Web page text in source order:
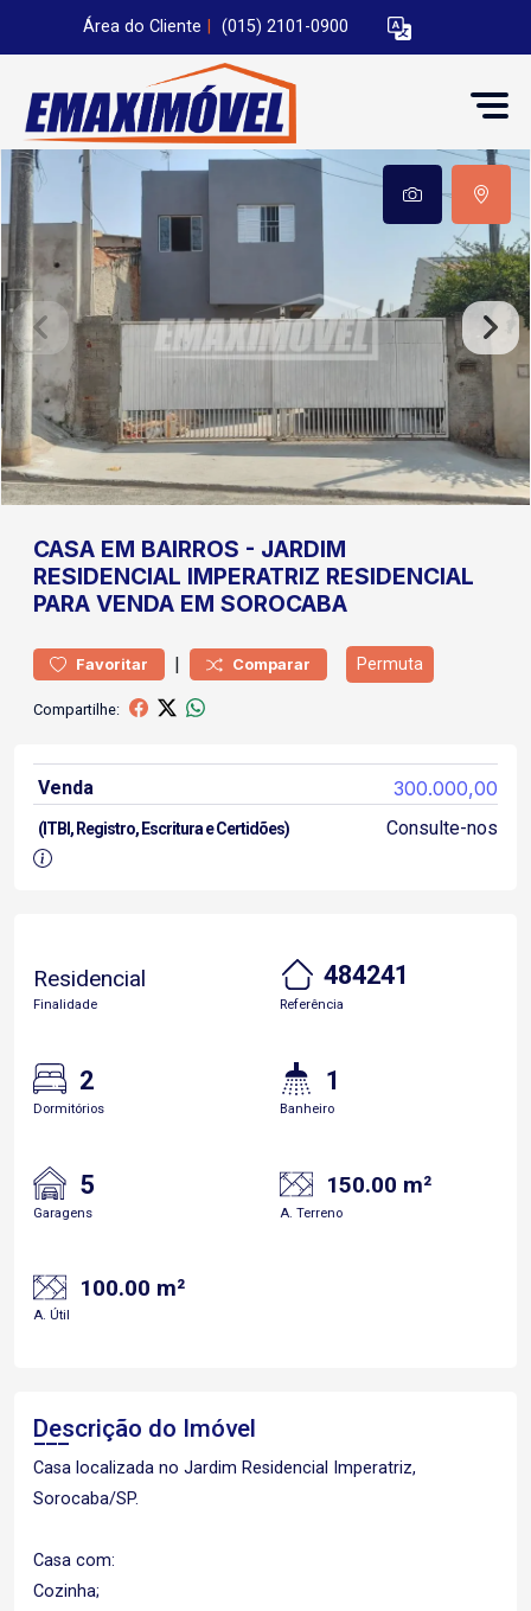
Área do Cliente (015) 2101-0900
CASA EM BAIRROS - JARDIM
RESIDENCIAL IMPERATRIZ RESIDENCIAL
PARA VENDA EM SOROCABA
Favoritar | Comparar Permuta
Compartilhe:
Venda 300.000,00
(ITBI, Registro, Escritura e Certidões) Consulte-nos
Residencial
Finalidade
484241
Referência
2
Dormitórios
1
Banheiro
5
Garagens
150.00 m²
A. Terreno
100.00 m²
A. Útil
Descrição do Imóvel
Casa localizada no Jardim Residencial Imperatriz,
Sorocaba/SP.
Casa com:
Cozinha;